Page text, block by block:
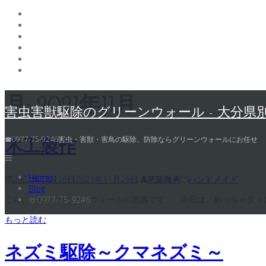
ン
テ
ツ
へ
害虫害獣駆除のグリーンウォール - 大分県
☎0977-75-9246害虫・害獣・害鳥の駆除、防除ならグリーンウォールにお任せ
Home
Blog
☏0977-75-9246
月:2021年11月
木工製作
2021年11月26日 2021年11月29日 恵藤徹勇
ハンドメイド
こんにちは！ グリーンウォールの惠藤です。 今日は、めっちゃ久々
もっと読む
ネズミ駆除～クマネズミ～